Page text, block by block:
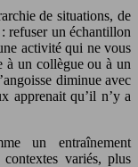
de situations, de
refuser un échantillon
activité qui ne vous
à un collègue ou à un
diminue avec
apprenait qu’il n’y a
un entraînement
variés, plus